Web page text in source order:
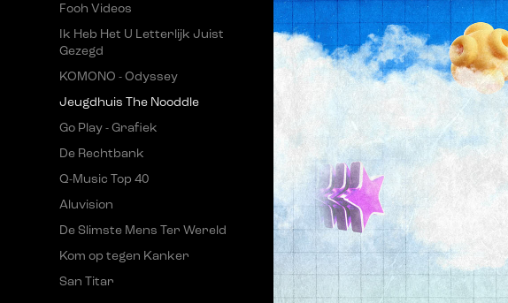
Fooh Videos
Ik Heb Het U Letterlijk Juist
Gezegd
KOMONO - Odyssey
Jeugdhuis The Nooddle
Go Play - Grafiek
De Rechtbank
Q-Music Top 40
Aluvision
De Slimste Mens Ter Wereld
Kom op tegen Kanker
San Titar